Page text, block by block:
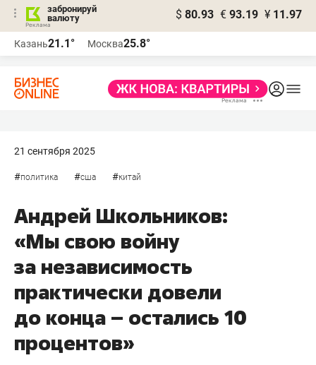
забронируй
валюту
$ 80.93 € 93.19 ¥ 11.97
Казань21.1° Москва25.8°
21 сентября 2025
#политика #сша #китай
Андрей Школьников:
«Мы свою войну
за независимость
практически довели
до конца – остались 10
процентов»